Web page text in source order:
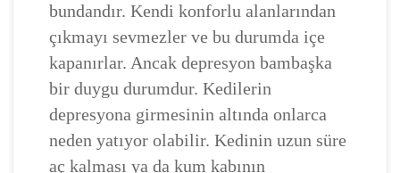
bundandır. Kendi konforlu alanlarından
çıkmayı sevmezler ve bu durumda içe
kapanırlar. Ancak depresyon bambaşka
bir duygu durumdur. Kedilerin
depresyona girmesinin altında onlarca
neden yatıyor olabilir. Kedinin uzun süre
aç kalması ya da kum kabının